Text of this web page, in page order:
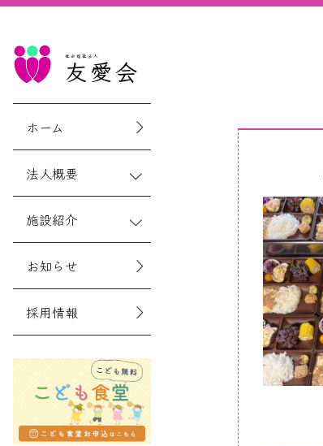
社会福祉法人
友愛会
ホーム
法人概要
施設紹介
お知らせ
採用情報